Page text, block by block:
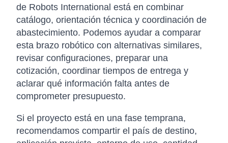
de Robots International está en combinar
catálogo, orientación técnica y coordinación de
abastecimiento. Podemos ayudar a comparar
esta brazo robótico con alternativas similares,
revisar configuraciones, preparar una
cotización, coordinar tiempos de entrega y
aclarar qué información falta antes de
comprometer presupuesto.
Si el proyecto está en una fase temprana,
recomendamos compartir el país de destino,